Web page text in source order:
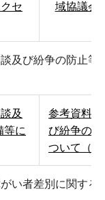
セ
域協議会
及び紛争の防止等
及
等に
参考資料1-
び紛争の
ついて（
い者差別に関する